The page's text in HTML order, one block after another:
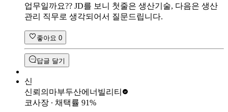
업무일까요?? JD를 보니 첫줄은 생산기술, 다음은 생산
관리 직무로 생각되어서 질문드립니다.
좋아요 0
답글 달기
신
신뢰의마부두산에너빌리티
코사장 ∙ 채택률 91%